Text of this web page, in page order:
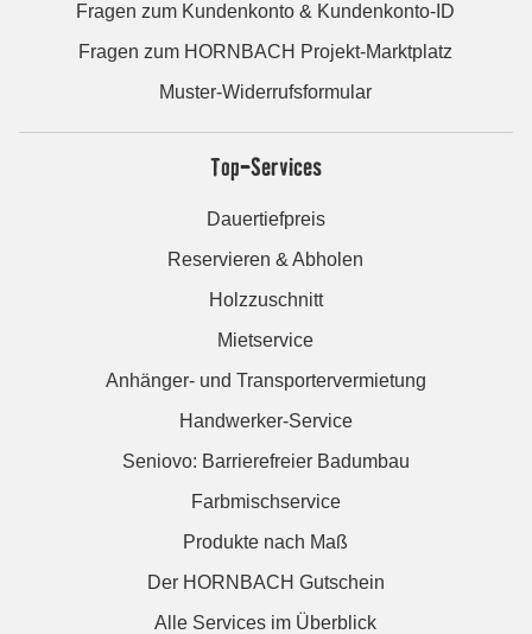
Fragen zum Kundenkonto & Kundenkonto-ID
Fragen zum HORNBACH Projekt-Marktplatz
Muster-Widerrufsformular
Top-Services
Dauertiefpreis
Reservieren & Abholen
Holzzuschnitt
Mietservice
Anhänger- und Transportervermietung
Handwerker-Service
Seniovo: Barrierefreier Badumbau
Farbmischservice
Produkte nach Maß
Der HORNBACH Gutschein
Alle Services im Überblick